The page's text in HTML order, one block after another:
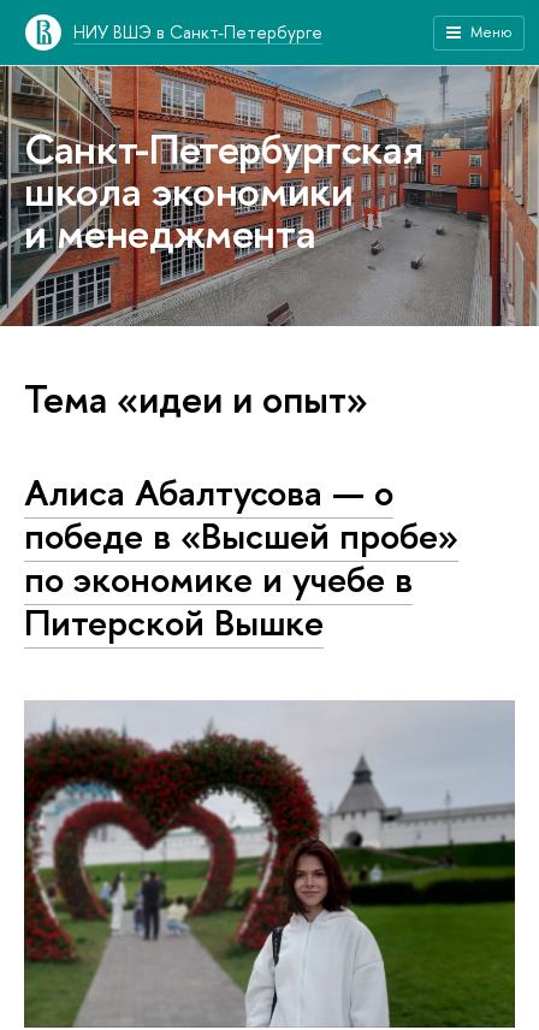
НИУ ВШЭ в Санкт-Петербурге Меню
Санкт-Петербургская
школа экономики
и менеджмента
Тема «идеи и опыт»
Алиса Абалтусова — о
победе в «Высшей пробе»
по экономике и учебе в
Питерской Вышке